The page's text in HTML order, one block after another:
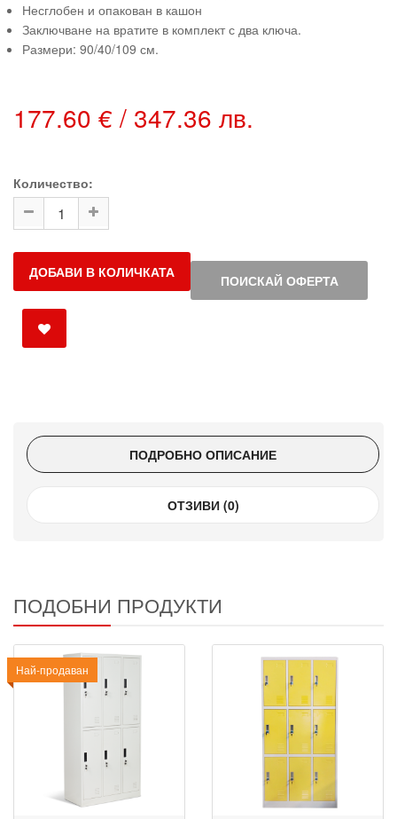
Несглобен и опакован в кашон
Заключване на вратите в комплект с два ключа.
Размери: 90/40/109 см.
177.60 € / 347.36 лв.
Количество:
ДОБАВИ В КОЛИЧКАТА ПОИСКАЙ ОФЕРТА
ПОДРОБНО ОПИСАНИЕ
ОТЗИВИ (0)
ПОДОБНИ ПРОДУКТИ
Най-продаван